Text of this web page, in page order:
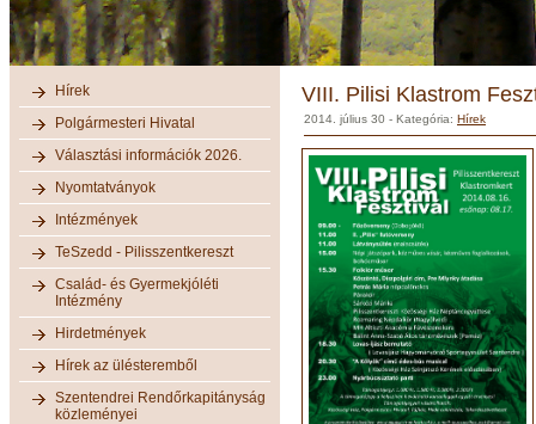
Hírek
Polgármesteri Hivatal
Választási információk 2026.
Nyomtatványok
Intézmények
TeSzedd - Pilisszentkereszt
Család- és Gyermekjóléti
Intézmény
Hirdetmények
Hírek az ülésteremből
Szentendrei Rendőrkapitányság
közleményei
VIII. Pilisi Klastrom
2014. július 30 - Kategória: Hírek